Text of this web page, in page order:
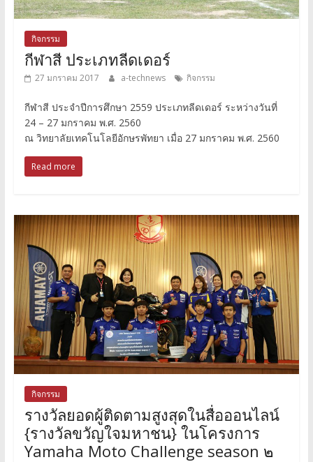
กิจกรรม
กีฬาสี ประเภทลีดเดอร์
27 มกราคม 2017 a-technews กิจกรรม
กีฬาสี ประจำปีการศึกษา 2559 ประเภทลีดเดอร์ ระหว่างวันที่
24 – 27 มกราคม พ.ศ. 2560
ณ วิทยาลัยเทคโนโลยีอักษรพัทยา เมื่อ 27 มกราคม พ.ศ. 2560
Read more
กิจกรรม
รางวัลยอดผู้ติดตามสูงสุดในสื่อออนไลน์
{รางวัลขวัญใจมหาชน} ในโครงการ
Yamaha Moto Challenge season ๒